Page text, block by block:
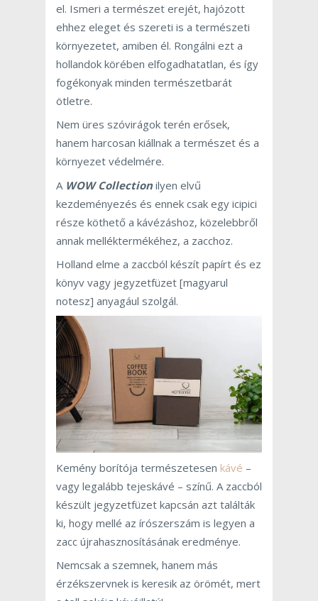
el. Ismeri a természet erejét, hajózott
ehhez eleget és szereti is a természeti
környezetet, amiben él. Rongálni ezt a
hollandok körében elfogadhatatlan, és így
fogékonyak minden természetbarát
ötletre.
Nem üres szóvirágok terén erősek,
hanem harcosan kiállnak a természet és a
környezet védelmére.
A WOW Collectionilyen elvű
kezdeményezés és ennek csak egy icipici
része köthető a kávézáshoz, közelebbről
annak melléktermékéhez, a zacchoz.
Holland elme a zaccból készít papírt és ez
könyv vagy jegyzetfüzet [magyarul
notesz] anyagául szolgál.
Kemény borítója természetesen kávé –
vagy legalább tejeskávé – színű. A zaccból
készült jegyzetfüzet kapcsán azt találták
ki, hogy mellé az írószerszám is legyen a
zacc újrahasznosításának eredménye.
Nemcsak a szemnek, hanem más
érzékszervnek is keresik az örömét, mert